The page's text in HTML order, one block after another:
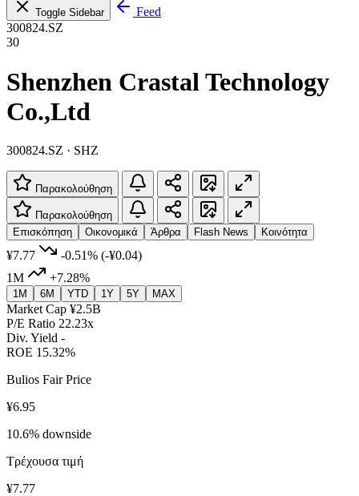
Toggle Sidebar
Feed
300824.SZ
30
Shenzhen Crastal Technology
Co.,Ltd
300824.SZ · SHZ
Παρακολούθηση
Παρακολούθηση
Επισκόπηση
Οικονομικά Άρθρα Flash News Κοινότητα
¥7.77 -0.51% (-¥0.04)
1M
+7.28%
1M 6M YTD 1Y 5Y MAX
Market Cap ¥2.5B
P/E Ratio 22.23x
Div. Yield -
ROE 15.32%
Bulios Fair Price
¥6.95
10.6% downside
Τρέχουσα τιμή
¥7.77